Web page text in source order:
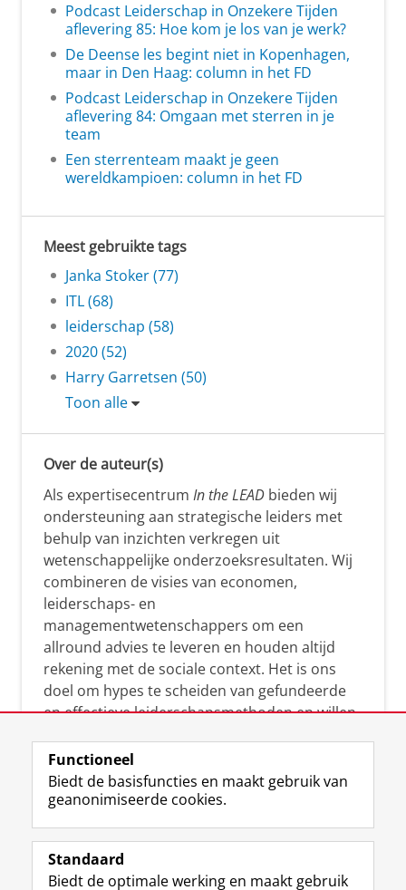
Podcast Leiderschap in Onzekere Tijden
aflevering 85: Hoe kom je los van je werk?
De Deense les begint niet in Kopenhagen,
maar in Den Haag: column in het FD
Podcast Leiderschap in Onzekere Tijden
aflevering 84: Omgaan met sterren in je
team
Een sterrenteam maakt je geen
wereldkampioen: column in het FD
Meest gebruikte tags
Janka Stoker (77)
ITL (68)
leiderschap (58)
2020 (52)
Harry Garretsen (50)
Toon alle
Over de auteur(s)
Als expertisecentrum In the LEAD bieden wij
ondersteuning aan strategische leiders met
behulp van inzichten verkregen uit
wetenschappelijke onderzoeksresultaten. Wij
combineren de visies van economen,
leiderschaps- en
managementwetenschappers om een
allround advies te leveren en houden altijd
rekening met de sociale context. Het is ons
doel om hypes te scheiden van gefundeerde
en effectieve leiderschapsmethoden en willen
manier te reageren op economische en
maatschappelijke kwesties. Samen tillen wij
het leiderschap in uw organisatie naar een
Functioneel
Biedt de basisfuncties en maakt gebruik van
geanonimiseerde cookies.
Standaard
Biedt de optimale werking en maakt gebruik